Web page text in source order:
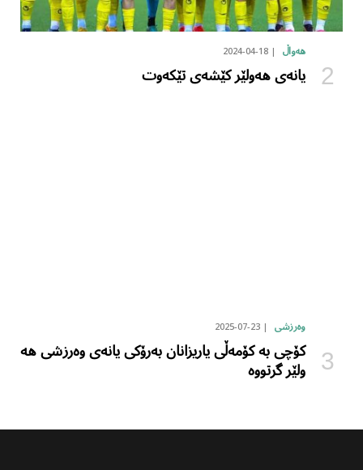
هەواڵ 2024-04-18
یانەی هەولێر کێشەی تێکەوت
وەرزشی 2025-07-23
کۆچی بە کۆمەڵی یاریزانان بەرۆکی یانەی وەرزشی هە
ولێر گرتووە